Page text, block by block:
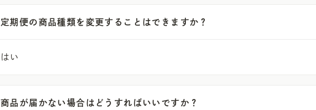
定期便の商品種類を変更することはできますか？
はい
商品が届かない場合はどうすればいいですか？